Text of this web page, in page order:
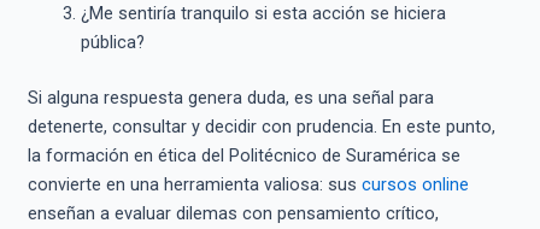
¿Me sentiría tranquilo si esta acción se hiciera
pública?
Si alguna respuesta genera duda, es una señal para
detenerte, consultar y decidir con prudencia. En este punto,
la formación en ética del Politécnico de Suramérica se
convierte en una herramienta valiosa: sus cursos online
enseñan a evaluar dilemas con pensamiento crítico,